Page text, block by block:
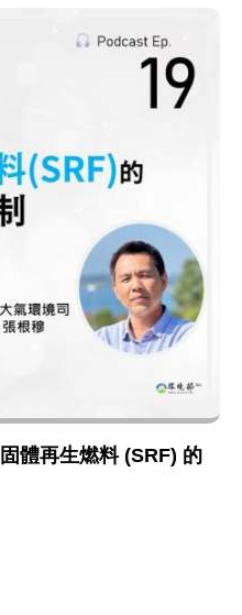
體再生燃料 (SRF) 的